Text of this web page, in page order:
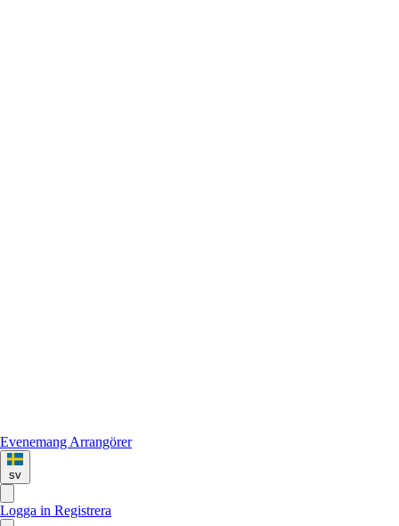
Evenemang Arrangörer
sv
Logga in Registrera